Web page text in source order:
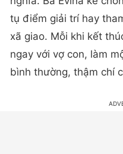
tụ điểm giải trí hay
xã giao. Mỗi khi kết
ngay với vợ con, làm
bình thường, thậm chí